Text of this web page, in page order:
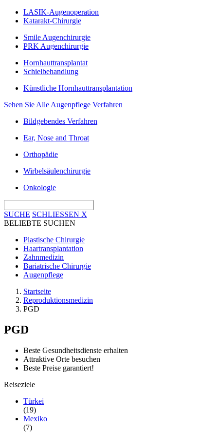
LASIK-Augenoperation
Katarakt-Chirurgie
Smile Augenchirurgie
PRK Augenchirurgie
Hornhauttransplantat
Schielbehandlung
Künstliche Hornhauttransplantation
Sehen Sie Alle Augenpflege Verfahren
Bildgebendes Verfahren
Ear, Nose and Throat
Orthopädie
Wirbelsäulenchirurgie
Onkologie
SUCHE SCHLIESSEN X
BELIEBTE SUCHEN
Plastische Chirurgie
Haartransplantation
Zahnmedizin
Bariatrische Chirurgie
Augenpflege
Startseite
Reproduktionsmedizin
PGD
PGD
Beste Gesundheitsdienste erhalten
Attraktive Orte besuchen
Beste Preise garantiert!
Reiseziele
Türkei
(19)
Mexiko
(7)